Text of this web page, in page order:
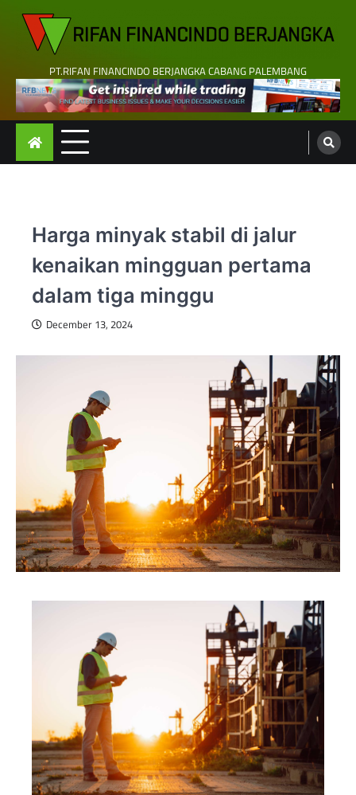
content
PT.RIFAN FINANCINDO BERJANGKA CABANG PALEMBANG
Harga minyak stabil di jalur
kenaikan mingguan pertama
dalam tiga minggu
December 13, 2024